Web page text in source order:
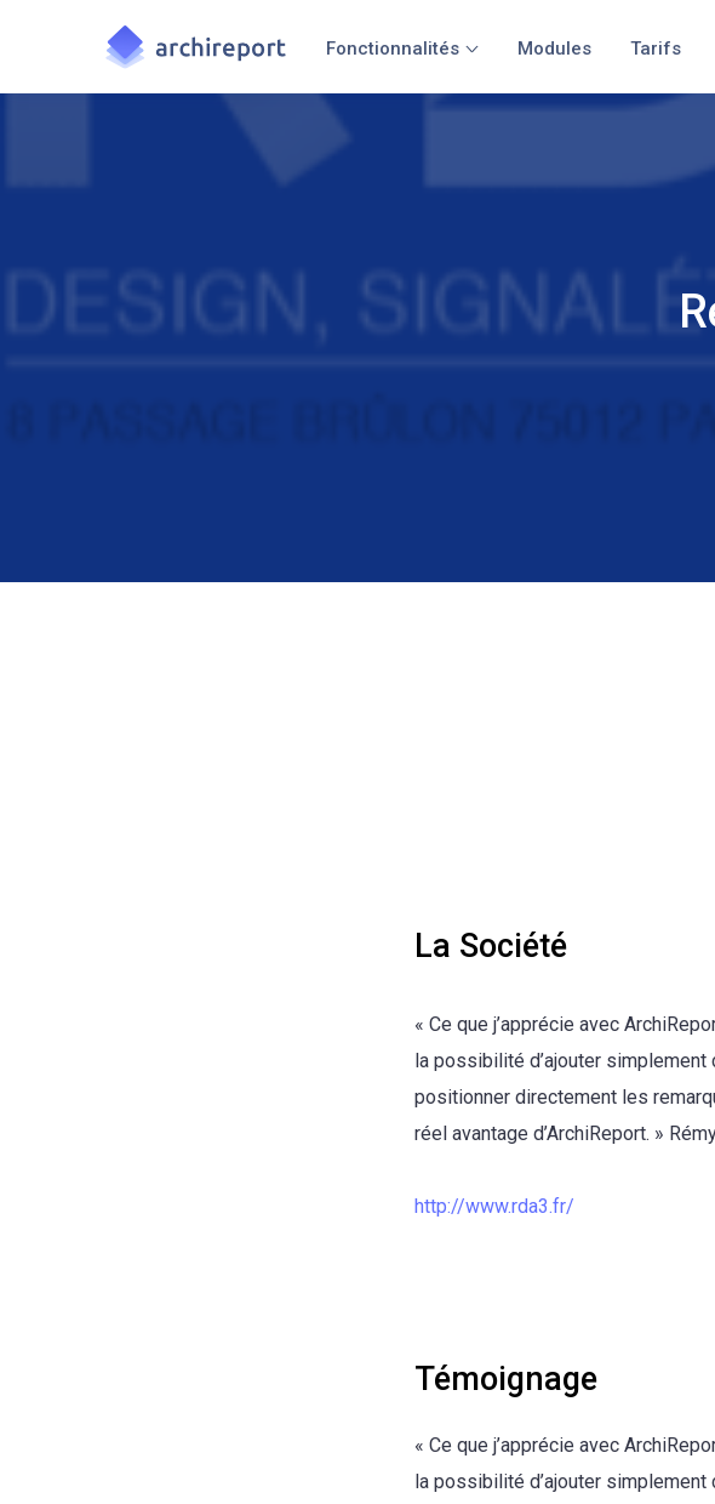
Fonctionnalités Modules Tarifs
La Société
« Ce que j’apprécie avec
la possibilité d’ajouter
positionner directement les
réel avantage d’ArchiReport. »
http://www.rda3.fr/
Témoignage
« Ce que j’apprécie avec
la possibilité d’ajouter